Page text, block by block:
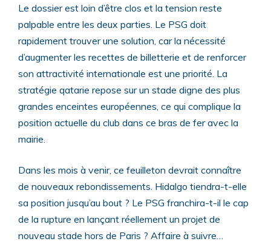
Le dossier est loin d’être clos et la tension reste
palpable entre les deux parties. Le PSG doit
rapidement trouver une solution, car la nécessité
d’augmenter les recettes de billetterie et de renforcer
son attractivité internationale est une priorité. La
stratégie qatarie repose sur un stade digne des plus
grandes enceintes européennes, ce qui complique la
position actuelle du club dans ce bras de fer avec la
mairie.
Dans les mois à venir, ce feuilleton devrait connaître
de nouveaux rebondissements. Hidalgo tiendra-t-elle
sa position jusqu’au bout ? Le PSG franchira-t-il le cap
de la rupture en lançant réellement un projet de
nouveau stade hors de Paris ? Affaire à suivre…